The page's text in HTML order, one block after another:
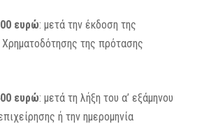
ευρώ: μετά την έκδοση της
της πρότασης
ευρώ: μετά τη λήξη του α’ εξάμηνου
ή την ημερομηνία